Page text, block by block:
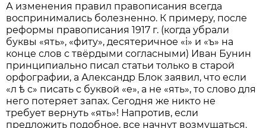
А изменения правил правописания всегда
воспринимались болезненно. К примеру, после
реформы правописания 1917 г. (когда убрали
буквы «ять», «фиту», десятеричное «i» и «ъ» на
конце слов с твёрдыми согласными) Иван Бунин
принципиально писал статьи только в старой
орфографии, а Александр Блок заявил, что если
«л ѣ с» писать с буквой «е», а не «ять», то слово для
него потеряет запах. Сегодня же никто не
требует вернуть «ять»! Напротив, если
предложить подобное, все начнут возмущаться.